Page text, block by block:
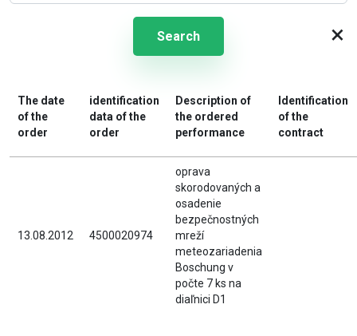
Search ×
The date
of the
order
identification
data of the
order
Description of
the ordered
performance
Identification
of the
contract
13.08.2012 4500020974
oprava
skorodovaných a
osadenie
bezpečnostných
mreží
meteozariadenia
Boschung v
počte 7 ks na
diaľnici D1